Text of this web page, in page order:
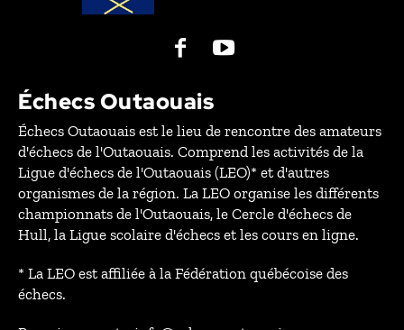
Échecs Outaouais
Échecs Outaouais est le lieu de rencontre des amateurs
d'échecs de l'Outaouais. Comprend les activités de la
Ligue d'échecs de l'Outaouais (LEO)* et d'autres
organismes de la région. La LEO organise les différents
championnats de l'Outaouais, le Cercle d'échecs de
Hull, la Ligue scolaire d'échecs et les cours en ligne.
* La LEO est affiliée à la Fédération québécoise des
échecs.